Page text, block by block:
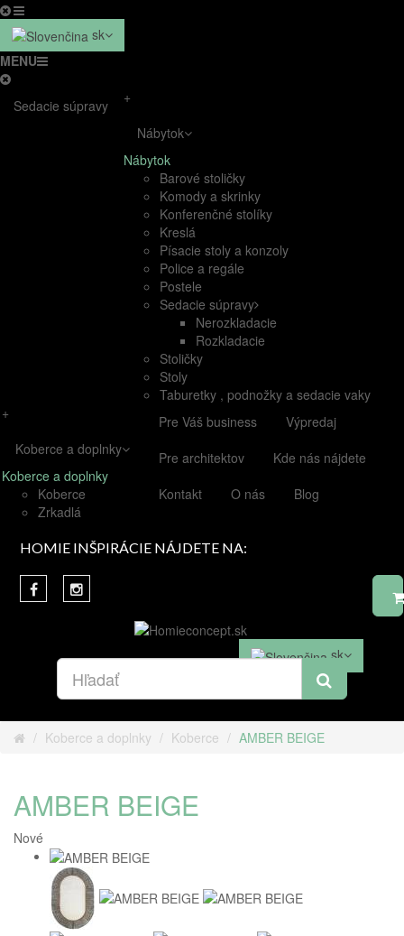
sk
MENU
Sedacie súpravy
+
Nábytok
Nábytok
Barové stoličky
Komody a skrinky
Konferenčné stolíky
Kreslá
Písacie stoly a konzoly
Police a regále
Postele
Sedacie súpravy
Nerozkladacie
Rozkladacie
Stoličky
Stoly
Taburetky , podnožky a sedacie vaky
+
Koberce a doplnky
Koberce a doplnky
Koberce
Zrkadlá
Pre Váš business
Výpredaj
Pre architektov
Kde nás nájdete
Kontakt
O nás Blog
HOMIE INŠPIRÁCIE NÁJDETE NA:
sk
Koberce a doplnky Koberce AMBER BEIGE
AMBER BEIGE
Nové